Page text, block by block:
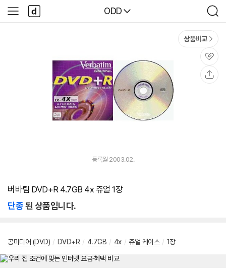
다나와
ODD
검
색
사
이
다
나
와
상품비교
관
심
등록월 2003.02.
버바팀 DVD+R 4.7GB 4x 쥬얼 1장
단종된 상품입니다.
공미디어 (DVD) / DVD+R / 4.7GB / 4x / 쥬얼 케이스 / 1장